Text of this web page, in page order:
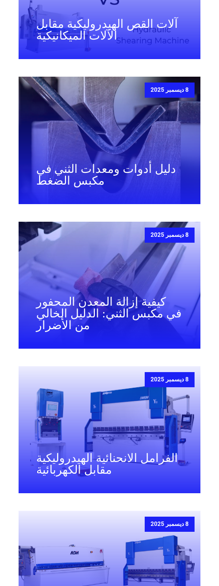
آلات القص الهيدروليكية مقابل
الآلات الميكانيكية
8 ديسمبر 2025
دليل أدوات ومعدات الثني في
مكبس الضغط
8 ديسمبر 2025
كيفية إزالة المعدن المحفور
في مكبس الثني: الدليل الخالي
من الأضرار
8 ديسمبر 2025
الفرامل الانحنائية الهيدروليكية
مقابل الكهربائية
8 ديسمبر 2025